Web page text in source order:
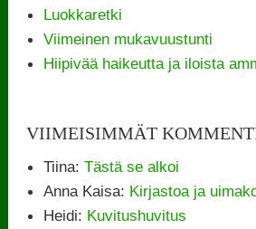
Luokkaretki
Viimeinen mukavuustunti
Hiipivää haikeutta ja iloista
VIIMEISIMMÄT
Tiina:Tästä se alkoi
Anna Kaisa: Kirjastoa ja
Heidi: Kuvitushuvitus